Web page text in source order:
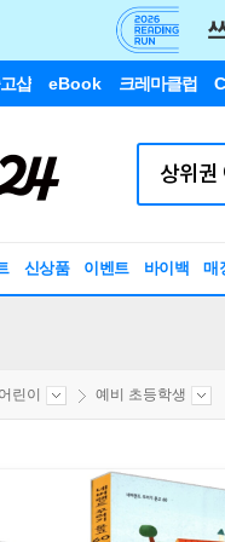
샵 eBook 크레마클럽
신상품 이벤트 바이백 매
어린이 예비 초등학생